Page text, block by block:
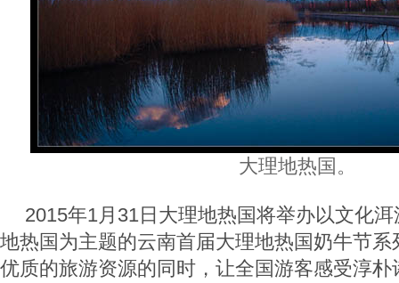
大理地热国。
2015年1月31日大理地热国将举办以文化
地热国为主题的云南首届大理地热国奶牛节
优质的旅游资源的同时，让全国游客感受淳